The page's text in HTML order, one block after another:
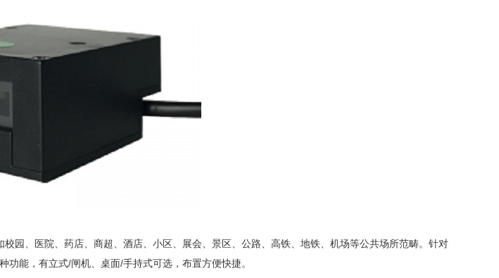
园、医院、药店、商超、酒店、小区、展会、景区、公路、高铁、地铁、机场等公共场所范畴。针对
功能，有立式/闸机、桌面/手持式可选，布置方便快捷。